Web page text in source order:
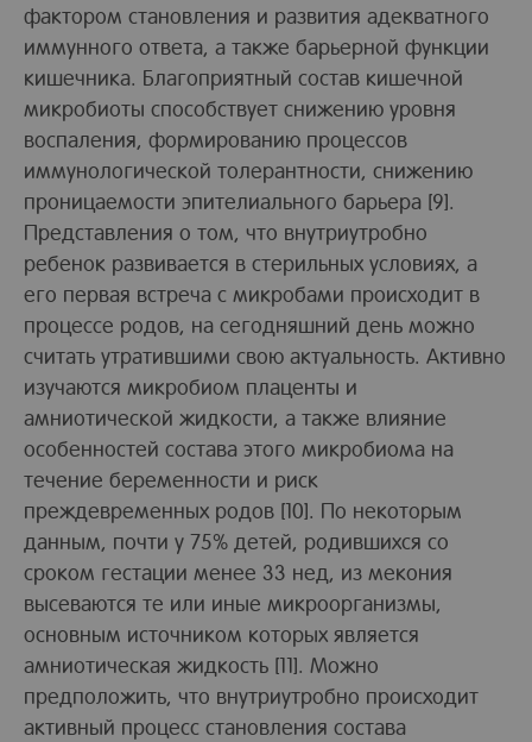
фактором становления и развития адекватного
иммунного ответа, а также барьерной функции
кишечника. Благоприятный состав кишечной
микробиоты способствует снижению уровня
воспаления, формированию процессов
иммунологической толерантности, снижению
проницаемости эпителиального барьера [9].
Представления о том, что внутриутробно
ребенок развивается в стерильных условиях, а
его первая встреча с микробами происходит в
процессе родов, на сегодняшний день можно
считать утратившими свою актуальность. Активно
изучаются микробиом плаценты и
амниотической жидкости, а также влияние
особенностей состава этого микробиома на
течение беременности и риск
преждевременных родов [10]. По некоторым
данным, почти у 75% детей, родившихся со
сроком гестации менее 33 нед, из мекония
высеваются те или иные микроорганизмы,
основным источником которых является
амниотическая жидкость [11]. Можно
предположить, что внутриутробно происходит
активный процесс становления состава